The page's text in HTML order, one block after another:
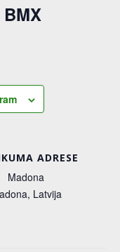
ADRESE
Madona
, Latvija